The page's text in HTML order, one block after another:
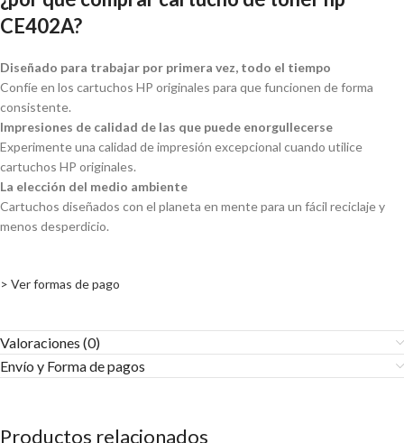
CE402A?
Diseñado para trabajar por primera vez, todo el tiempo
Confíe en los cartuchos HP originales para que funcionen de forma
consistente.
Impresiones de calidad de las que puede enorgullecerse
Experimente una calidad de impresión excepcional cuando utilice
cartuchos HP originales.
La elección del medio ambiente
Cartuchos diseñados con el planeta en mente para un fácil reciclaje y
menos desperdicio.
> Ver formas de pago
Valoraciones (0)
Envío y Forma de pagos​
Productos relacionados